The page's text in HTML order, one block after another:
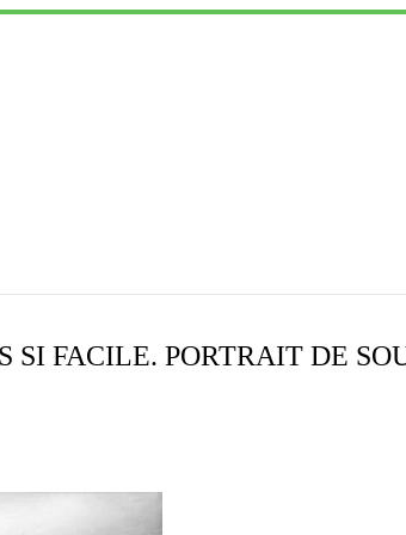
SI FACILE. PORTRAIT DE